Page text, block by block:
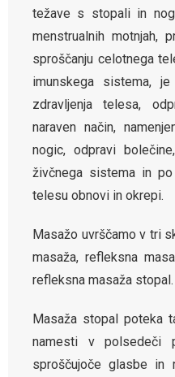
težave s stopali in
menstrualnih motnjah,
sproščanju celotnega
imunskega sistema,
zdravljenja telesa,
naraven način,
nogic, odpravi
živčnega sistema in
telesu obnovi in okrepi.
Masažo uvrščamo v tri
masaža, refleksna
refleksna masaža stopal.
Masaža stopal poteka
namesti v polsedeči
sproščujoče glasbe in